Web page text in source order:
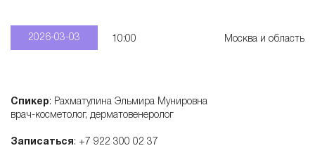
2026-03-03 10:00 Москва и область
Спикер: Рахматулина Эльмира Мунировна
врач-косметолог, дерматовенеролог
Записаться: +7 922 300 02 37